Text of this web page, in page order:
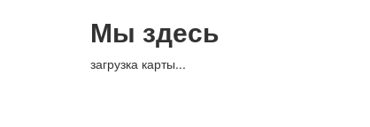
Мы здесь
загрузка карты...